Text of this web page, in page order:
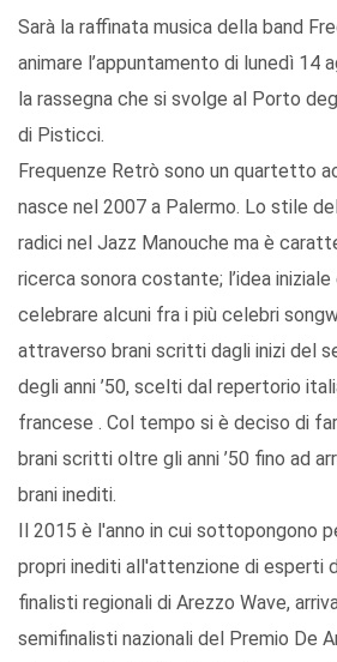
Sarà la raffinata musica della band
animare l’appuntamento di lunedì 14
la rassegna che si svolge al Porto
di Pisticci.
Frequenze Retrò sono un quartetto
nasce nel 2007 a Palermo. Lo stile
radici nel Jazz Manouche ma è
ricerca sonora costante; l’idea iniziale
celebrare alcuni fra i più celebri
attraverso brani scritti dagli inizi del
degli anni ’50, scelti dal repertorio
francese . Col tempo si è deciso di
brani scritti oltre gli anni ’50 fino ad
brani inediti.
Il 2015 è l'anno in cui sottopongono
propri inediti all'attenzione di esperti
finalisti regionali di Arezzo Wave,
semifinalisti nazionali del Premio De